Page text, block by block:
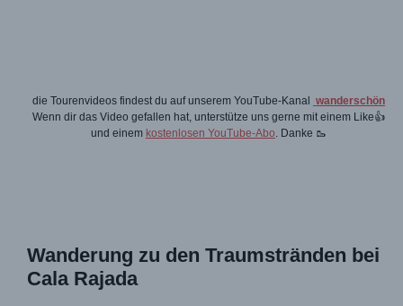
die Tourenvideos findest du auf unserem YouTube-Kanal wanderschön
Wenn dir das Video gefallen hat, unterstütze uns gerne mit einem Like👍
und einem kostenlosen YouTube-Abo . Danke 🥾
Wanderung zu den Traumstränden bei
Cala Rajada